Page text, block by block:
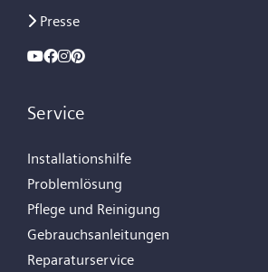
Presse
Service
Installationshilfe
Problemlösung
Pflege und Reinigung
Gebrauchsanleitungen
Reparaturservice